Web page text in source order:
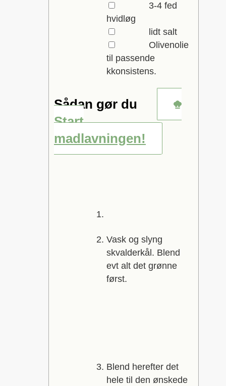
3-4 fed
hvidløg
lidt salt
Olivenolie
til passende
kkonsistens.
Sådan gør du
Start
madlavningen!
Vask og slyng
skvalderkål. Blend
evt alt det grønne
først.
Blend herefter det
hele til den ønskede